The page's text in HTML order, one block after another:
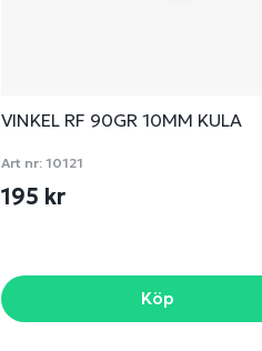
VINKEL RF 90GR 10MM KULA
Art nr: 10121
195 kr
Köp